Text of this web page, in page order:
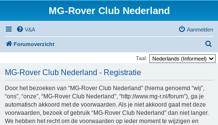
MG-Rover Club Nederland
V&A Aanmelden
Forumoverzicht
o
Taal:
MG-Rover Club Nederland - Registratie
Door het bezoeken van “MG-Rover Club Nederland” (hierna genoemd “wij”,
“ons”, “onze”, “MG-Rover Club Nederland”, “http://www.mg-r.nl/forum”), ga je
automatisch akkoord met de voorwaarden. Als je niet akkoord gaat met deze
voorwaarden, bezoek of gebruik “MG-Rover Club Nederland” dan niet langer.
We hebben het recht om de voorwaarden op ieder moment te wijzigen en